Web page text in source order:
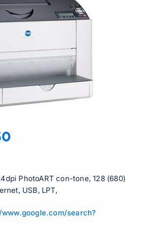
PhotoART con-tone, 128 (680)
USB, LPT,
search?